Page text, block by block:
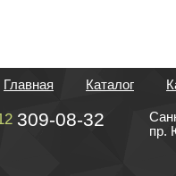
Главная Каталог
309-08-32
пр.